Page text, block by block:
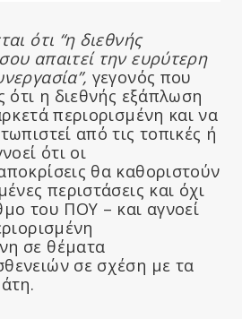
ότι “η διεθνής
απαιτεί την ευρύτερη
γεγονός που
ότι η διεθνής εξάπλωση
περιορισμένη και να
από τις τοπικές ή
ότι οι
θα καθοριστούν
περιστάσεις και όχι
του ΠΟΥ – και αγνοεί
σε θέματα
σε σχέση με τα